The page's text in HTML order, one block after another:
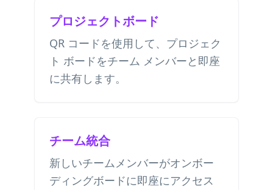
プロジェクトボード
QR コードを使用して、プロジェク
ト ボードをチーム メンバーと即座
に共有します。
チーム統合
新しいチームメンバーがオンボー
ディングボードに即座にアクセス